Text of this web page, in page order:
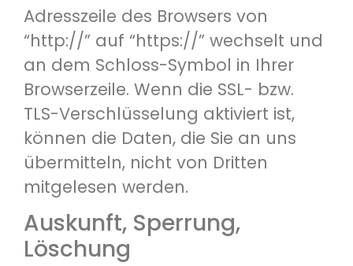
Adresszeile des Browsers von
“http://” auf “https://” wechselt und
an dem Schloss-Symbol in Ihrer
Browserzeile. Wenn die SSL- bzw.
TLS-Verschlüsselung aktiviert ist,
können die Daten, die Sie an uns
übermitteln, nicht von Dritten
mitgelesen werden.
Auskunft, Sperrung,
Löschung